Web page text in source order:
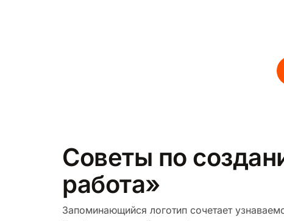
Советы по
работа»
Запоминающийся логотип сочетает